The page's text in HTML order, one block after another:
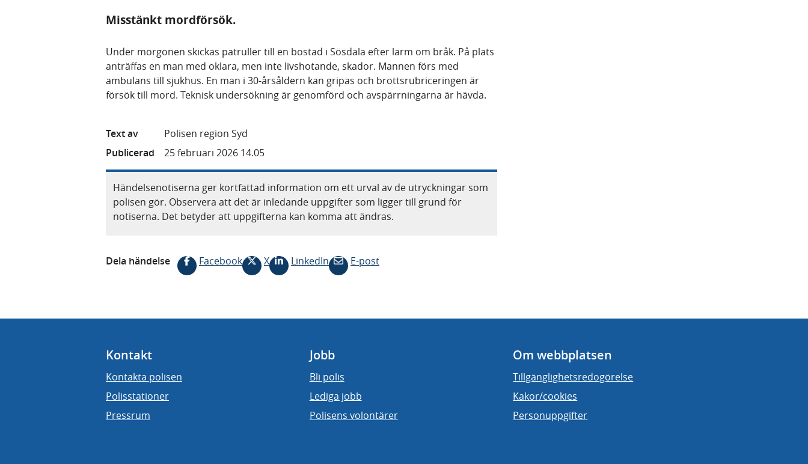
Misstänkt mordförsök.
Under morgonen skickas patruller till en bostad i Sösdala efter larm om bråk. På plats
anträffas en man med oklara, men inte livshotande, skador. Mannen förs med
ambulans till sjukhus. En man i 30-årsåldern kan gripas och brottsrubriceringen är
försök till mord. Teknisk undersökning är genomförd och avspärrningarna är hävda.
Text av
Polisen region Syd
Publicerad
25 februari 2026 14.05
Händelsenotiserna ger kortfattad information om ett urval av de utryckningar som
polisen gör. Observera att det är inledande uppgifter som ligger till grund för
notiserna. Det betyder att uppgifterna kan komma att ändras.
Dela händelse Facebook X LinkedIn E-post
Kontakt
Kontakta polisen
Polisstationer
Pressrum
Jobb
Bli polis
Lediga jobb
Polisens volontärer
Om webbplatsen
Tillgänglighetsredogörelse
Kakor/cookies
Personuppgifter